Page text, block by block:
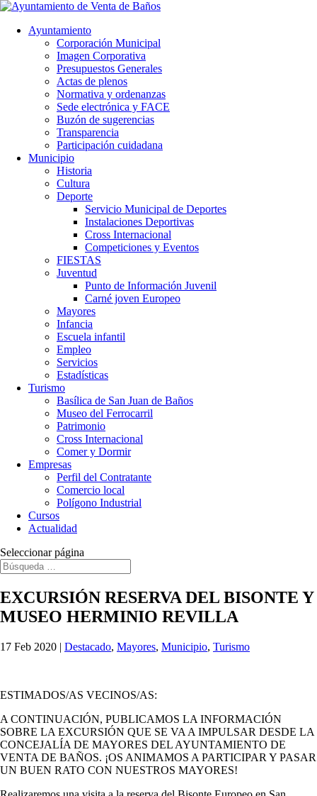
Ayuntamiento
Corporación Municipal
Imagen Corporativa
Presupuestos Generales
Actas de plenos
Normativa y ordenanzas
Sede electrónica y FACE
Buzón de sugerencias
Transparencia
Participación cuidadana
Municipio
Historia
Cultura
Deporte
Servicio Municipal de Deportes
Instalaciones Deportivas
Cross Internacional
Competiciones y Eventos
FIESTAS
Juventud
Punto de Información Juvenil
Carné joven Europeo
Mayores
Infancia
Escuela infantil
Empleo
Servicios
Estadísticas
Turismo
Basílica de San Juan de Baños
Museo del Ferrocarril
Patrimonio
Cross Internacional
Comer y Dormir
Empresas
Perfil del Contratante
Comercio local
Polígono Industrial
Cursos
Actualidad
Seleccionar página
EXCURSIÓN RESERVA DEL BISONTE Y
MUSEO HERMINIO REVILLA
17 Feb 2020 | Destacado, Mayores, Municipio, Turismo
ESTIMADOS/AS VECINOS/AS:
A CONTINUACIÓN, PUBLICAMOS LA INFORMACIÓN
SOBRE LA EXCURSIÓN QUE SE VA A IMPULSAR DESDE LA
CONCEJALÍA DE MAYORES DEL AYUNTAMIENTO DE
VENTA DE BAÑOS. ¡OS ANIMAMOS A PARTICIPAR Y PASAR
UN BUEN RATO CON NUESTROS MAYORES!